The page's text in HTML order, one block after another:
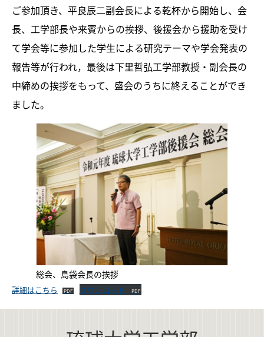
ご参加頂き、平良辰二副会長による乾杯から開始し、会
長、工学部長や来賓からの挨拶、後援会から援助を受け
て学会等に参加した学生による研究テーマや学会発表の
報告等が行われ，最後は下里哲弘工学部教授・副会長の
中締めの挨拶をもって、盛会のうちに終えることができ
ました。
総会、島袋会長の挨拶
詳細はこちら ダウンロード